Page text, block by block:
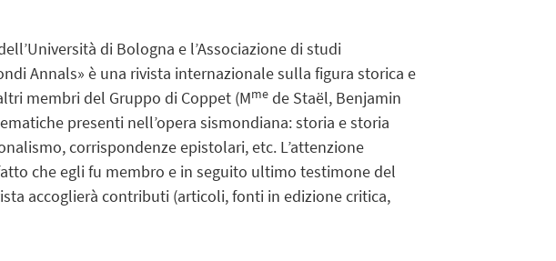
di Bologna e l’Associazione di studi
Annals» è una rivista internazionale sulla figura storica e
membri del Gruppo di Coppet (Mmede Staël, Benjamin
presenti nell’opera sismondiana: storia e storia
corrispondenze epistolari, etc. L’attenzione
che egli fu membro e in seguito ultimo testimone del
accoglierà contributi (articoli, fonti in edizione critica,